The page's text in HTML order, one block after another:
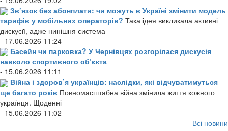
Зв’язок без абонплати: чи можуть в Україні змінити модель
тарифів у мобільних операторів? Така ідея викликала активні
дискусії, адже нинішня система
- 17.06.2026 11:24
Басейн чи парковка? У Чернівцях розгорілася дискусія
навколо спортивного об’єкта
- 15.06.2026 11:11
Війна і здоров’я українців: наслідки, які відчуватимуться
ще багато років Повномасштабна війна змінила життя кожного
українця. Щоденні
- 15.06.2026 11:02
Всі новини